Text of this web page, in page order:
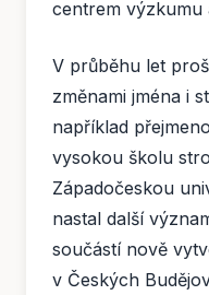
centrem výzkumu
V průběhu let
změnami jména i
například
vysokou školu
Západočeskou
nastal další
součástí nově
v Českých